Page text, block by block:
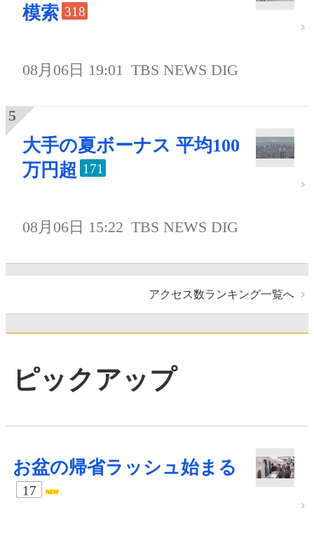
模索 318
08月06日 19:01 TBS NEWS DIG
大手の夏ボーナス 平均100
万円超 171
08月06日 15:22 TBS NEWS DIG
アクセス数ランキング一覧へ
ピックアップ
お盆の帰省ラッシュ始まる
17